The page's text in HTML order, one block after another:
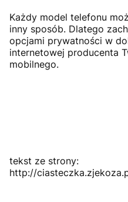
Każdy model telefonu
inny sposób. Dlatego
opcjami prywatności w
internetowej producenta
mobilnego.
tekst ze strony:
http://